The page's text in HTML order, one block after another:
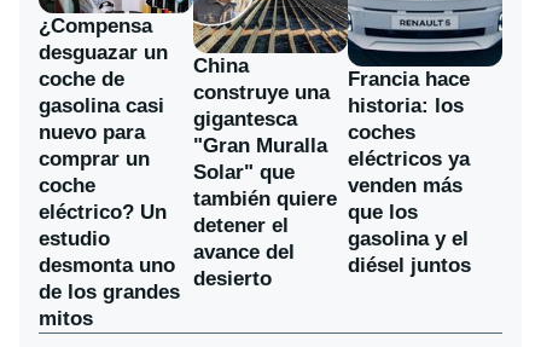
¿Compensa
desguazar un
coche de
gasolina casi
nuevo para
comprar un
coche
eléctrico? Un
estudio
desmonta uno
de los grandes
mitos
China
construye una
gigantesca
"Gran Muralla
Solar" que
también quiere
detener el
avance del
desierto
Francia hace
historia: los
coches
eléctricos ya
venden más
que los
gasolina y el
diésel juntos